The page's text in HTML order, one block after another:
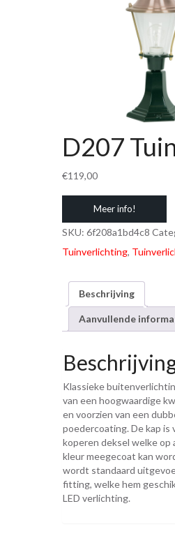
D207
€119,00
Meer info!
SKU: 6f208a1bd4c8
Tuinverlichting,
Beschrijving
Aanvullende
Klassieke
van een hoogwaardige
en voorzien van een
poedercoating. De kap is
koperen deksel welke op
kleur meegecoat kan
wordt standaard
fitting, welke hem
LED verlichting.